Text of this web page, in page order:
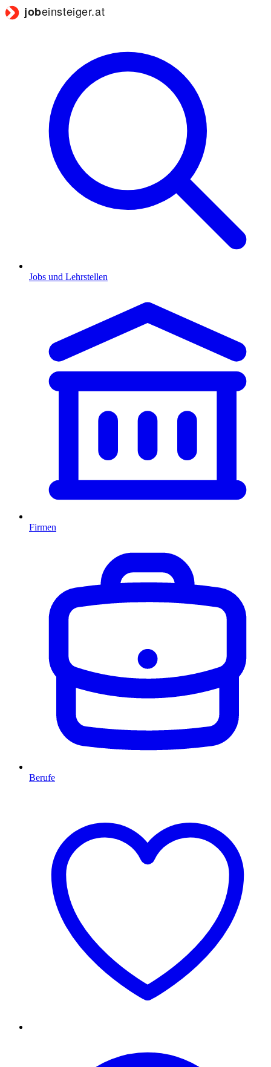
Jobs und Lehrstellen
Firmen
Berufe